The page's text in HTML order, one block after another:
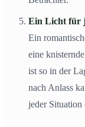
Ein Licht für
Ein
eine
ist so in der
nach Anlass
jeder Situation